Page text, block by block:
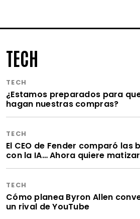
TECH
TECH
¿Estamos preparados para
hagan nuestras compras?
TECH
El CEO de Fender comparó las
con la IA… Ahora quiere
TECH
Cómo planea Byron Allen
un rival de YouTube